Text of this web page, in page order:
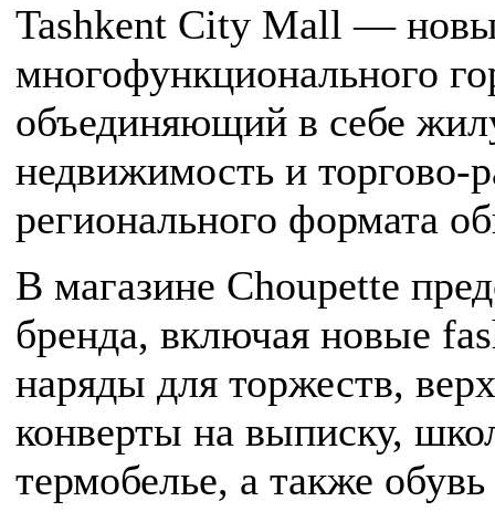
Tashkent City Mall —
многофункционального
объединяющий в себе
недвижимость и торгово-
регионального формата
В магазине Choupette
бренда, включая новые
наряды для торжеств,
конверты на выписку,
термобелье, а также